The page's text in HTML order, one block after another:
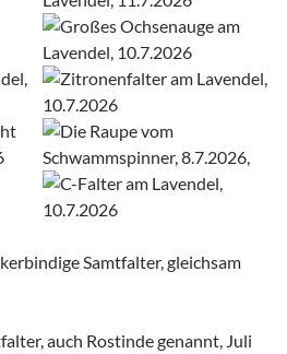
Samtfalter, gleichsam